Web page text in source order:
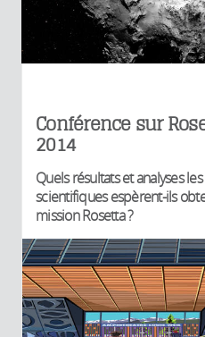
Conférence sur
2014
Quels résultats et analyses les
scientifiques espèrent-ils
mission Rosetta ?